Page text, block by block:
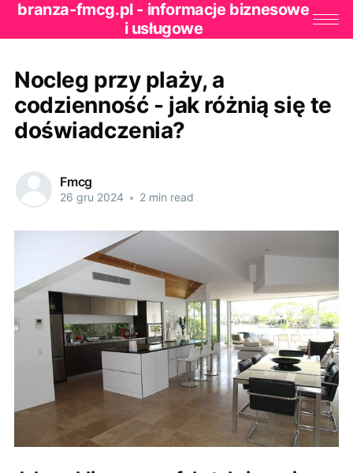
branza-fmcg.pl - informacje biznesowe
i usługowe
Nocleg przy plaży, a
codzienność - jak różnią się te
doświadczenia?
Fmcg
26 gru 2024 • 2 min read